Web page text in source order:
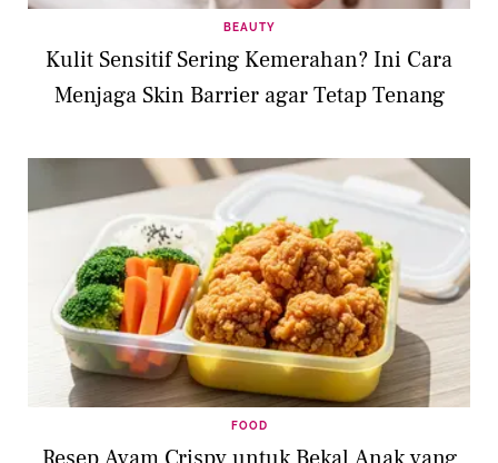
BEAUTY
Kulit Sensitif Sering Kemerahan? Ini Cara
Menjaga Skin Barrier agar Tetap Tenang
FOOD